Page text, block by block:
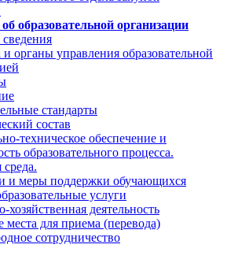
образовательной организации
и органы управления образовательной
стандарты
состав
техническое обеспечение и
образовательного процесса.
среда.
и меры поддержки обучающихся
услуги
деятельность
места для приема (перевода)
сотрудничество